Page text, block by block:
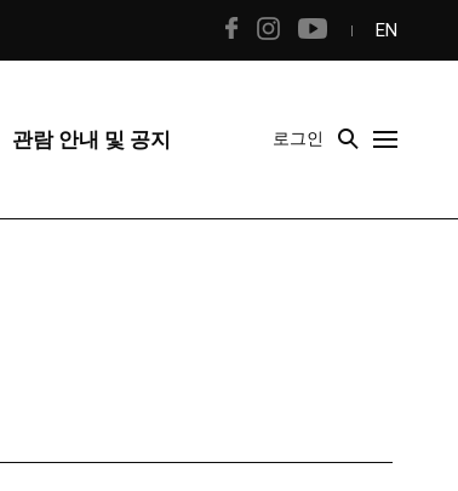
EN
관람 안내 및 공지 로그인